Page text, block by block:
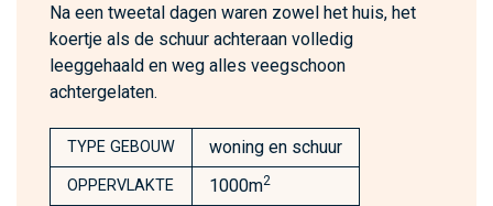
Na een tweetal dagen waren zowel het huis, het
koertje als de schuur achteraan volledig
leeggehaald en weg alles veegschoon
achtergelaten.
TYPE GEBOUW woning en schuur
OPPERVLAKTE 1000m2